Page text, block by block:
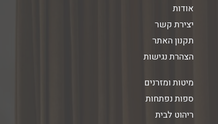
אודות
יצירת קשר
תקנון האתר
הצהרת נגישות
מיטות ומזרנים
ספות נפתחות
ריהוט לבית